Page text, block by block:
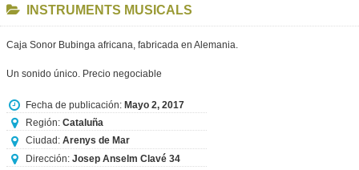
INSTRUMENTS MUSICALS
Caja Sonor Bubinga africana, fabricada en Alemania.
Un sonido único. Precio negociable
Fecha de publicación: Mayo 2, 2017
Región: Cataluña
Ciudad: Arenys de Mar
Dirección: Josep Anselm Clavé 34